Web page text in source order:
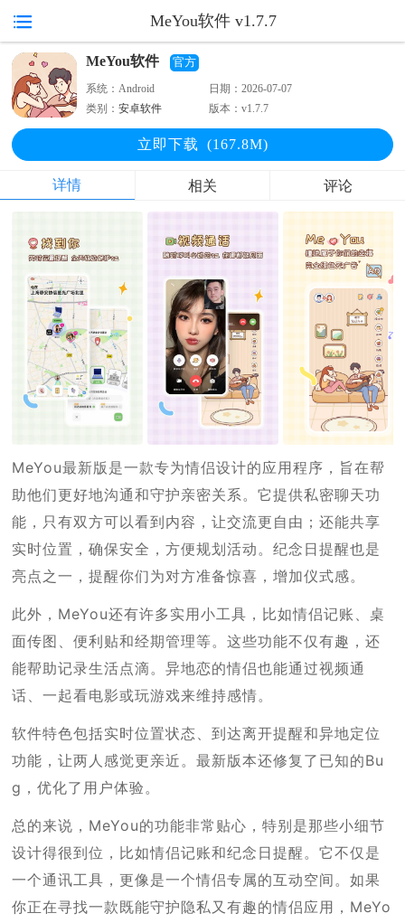
MeYou软件 v1.7.7
MeYou软件 官方
系统：Android 日期：2026-07-07
类别：安卓软件 版本：v1.7.7
立即下载 (167.8M)
详情 相关 评论
MeYou最新版是一款专为情侣设计的应用程序，旨在帮
助他们更好地沟通和守护亲密关系。它提供私密聊天功
能，只有双方可以看到内容，让交流更自由；还能共享
实时位置，确保安全，方便规划活动。纪念日提醒也是
亮点之一，提醒你们为对方准备惊喜，增加仪式感。
此外，MeYou还有许多实用小工具，比如情侣记账、桌
面传图、便利贴和经期管理等。这些功能不仅有趣，还
能帮助记录生活点滴。异地恋的情侣也能通过视频通
话、一起看电影或玩游戏来维持感情。
软件特色包括实时位置状态、到达离开提醒和异地定位
功能，让两人感觉更亲近。最新版本还修复了已知的Bu
g，优化了用户体验。
总的来说，MeYou的功能非常贴心，特别是那些小细节
设计得很到位，比如情侣记账和纪念日提醒。它不仅是
一个通讯工具，更像是一个情侣专属的互动空间。如果
你正在寻找一款既能守护隐私又有趣的情侣应用，MeYo